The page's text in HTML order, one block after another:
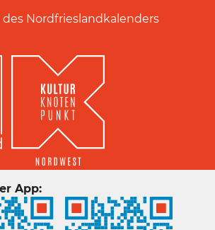
des Nordfrieslandkalenders
App: